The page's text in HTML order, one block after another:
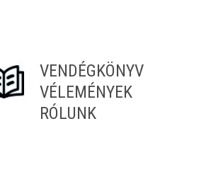
VENDÉGKÖNYV
VÉLEMÉNYEK
RÓLUNK